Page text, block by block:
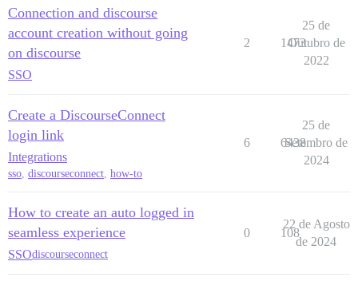
Connection and discourse
account creation without going
on discourse
SSO
2 1473
25 de
Outubro de
2022
Create a DiscourseConnect
login link
Integrations
sso discourseconnect how-to
6 6438
25 de
Setembro de
2024
How to create an auto logged in
seamless experience
SSOdiscourseconnect
0 108
22 de Agosto
de 2024